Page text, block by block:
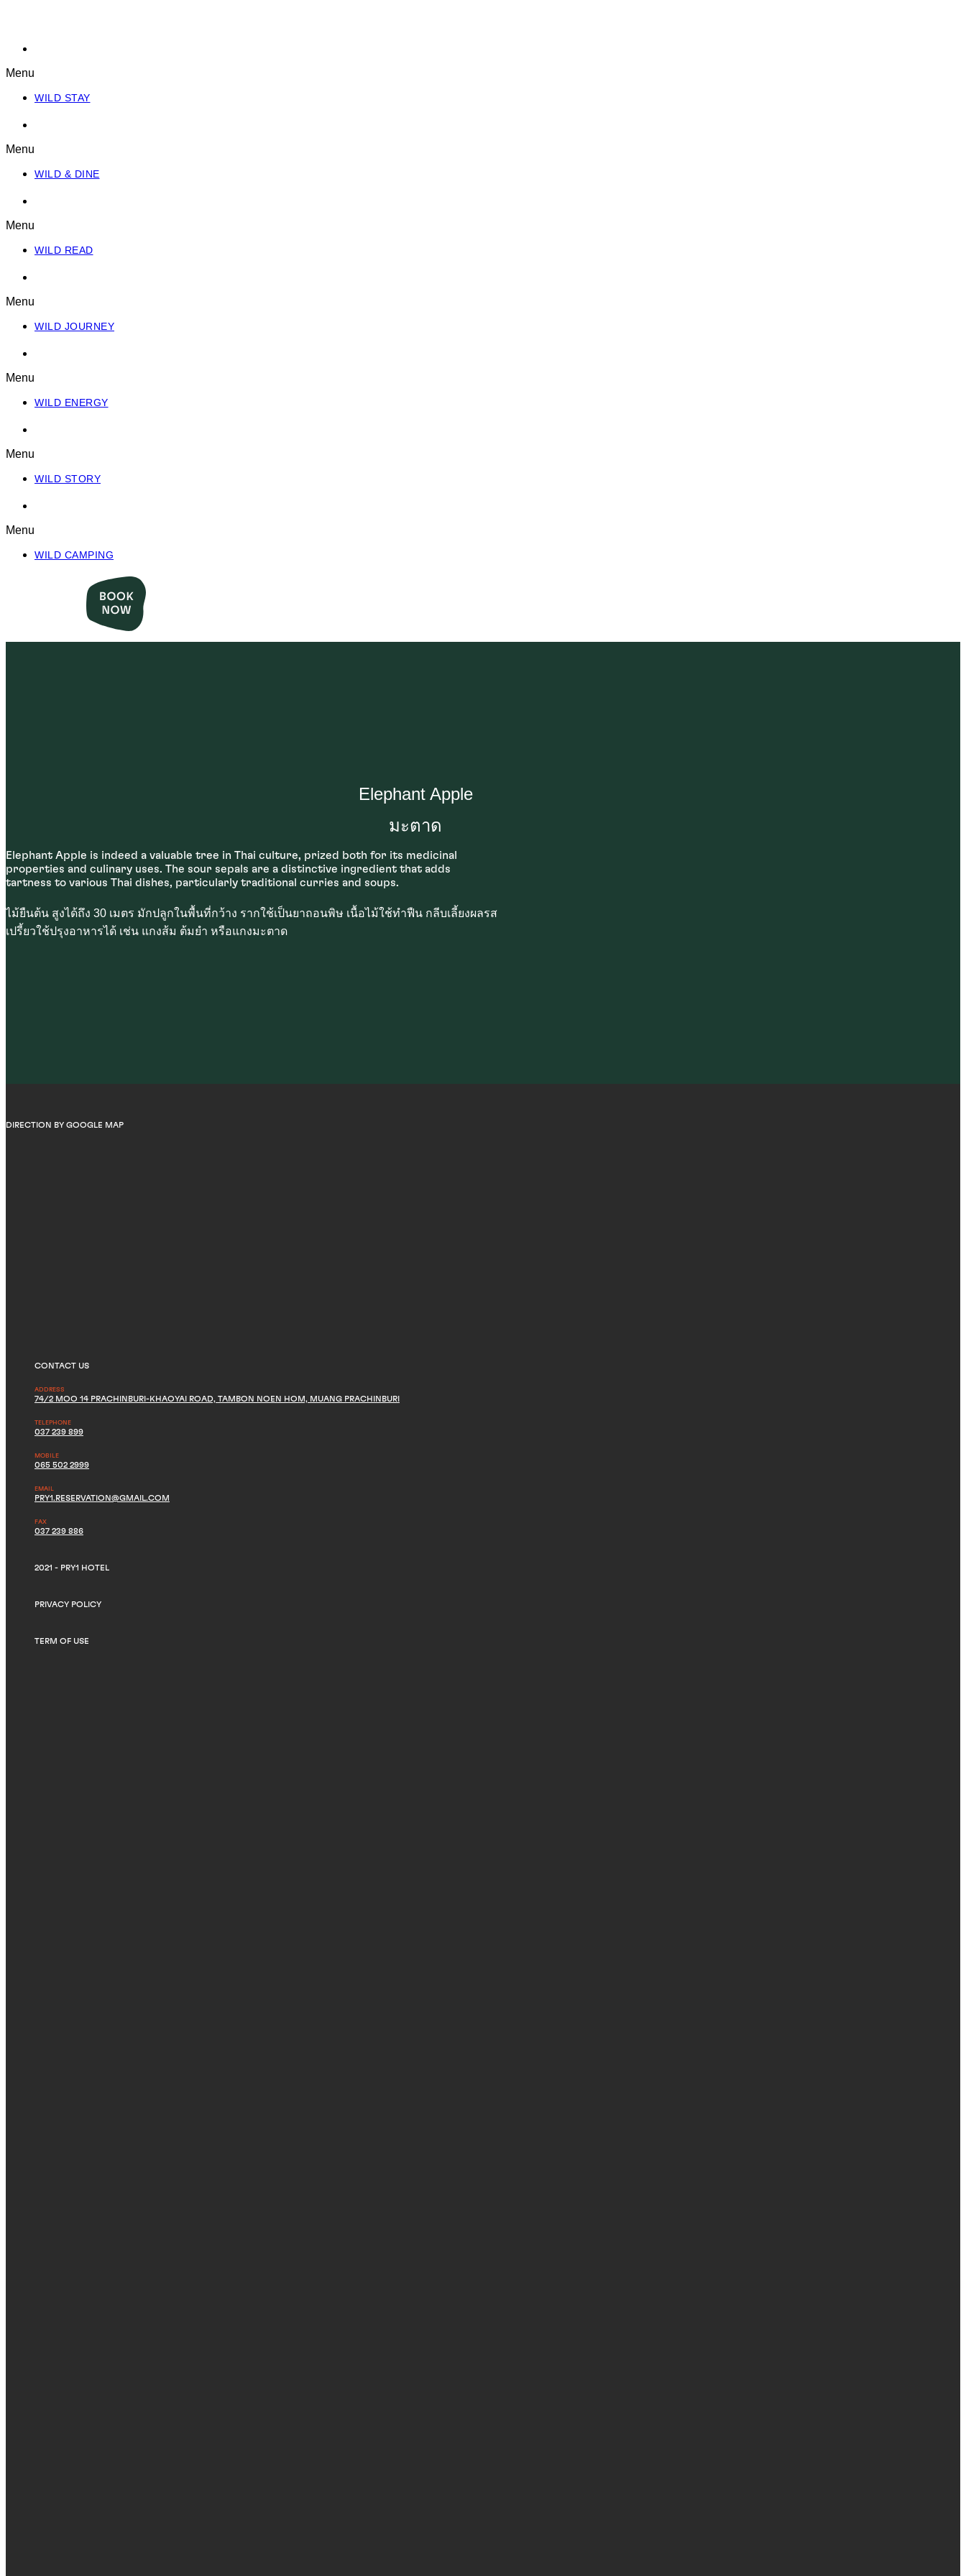
Menu
WILD STAY
Menu
WILD & DINE
Menu
WILD READ
Menu
WILD JOURNEY
Menu
WILD ENERGY
Menu
WILD STORY
Menu
WILD CAMPING
Elephant Apple
มะตาด
Elephant Apple is indeed a valuable tree in Thai culture, prized both for its medicinal
properties and culinary uses. The sour sepals are a distinctive ingredient that adds
tartness to various Thai dishes, particularly traditional curries and soups.
ไม้ยืนต้น สูงได้ถึง 30 เมตร มักปลูกในพื้นที่กว้าง รากใช้เป็นยาถอนพิษ เนื้อไม้ใช้ทำฟืน กลีบเลี้ยงผลรส
เปรี้ยวใช้ปรุงอาหารได้ เช่น แกงส้ม ต้มยำ หรือแกงมะตาด
DIRECTION BY GOOGLE MAP
CONTACT US
ADDRESS
74/2 MOO 14 PRACHINBURI-KHAOYAI ROAD, TAMBON NOEN HOM, MUANG PRACHINBURI
TELEPHONE
037 239 899
MOBILE
065 502 2999
EMAIL
PRY1.RESERVATION@GMAIL.COM
FAX
037 239 886
2021 - PRY1 HOTEL
PRIVACY POLICY
TERM OF USE